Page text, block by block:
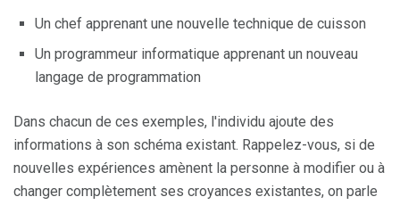
Un chef apprenant une nouvelle technique de cuisson
Un programmeur informatique apprenant un nouveau
langage de programmation
Dans chacun de ces exemples, l'individu ajoute des
informations à son schéma existant. Rappelez-vous, si de
nouvelles expériences amènent la personne à modifier ou à
changer complètement ses croyances existantes, on parle